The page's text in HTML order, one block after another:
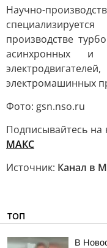
Научно-
производстве
асинхронных и
электромашинных
Фото: gsn.nso.ru
Подписывайтесь на
MАКС
Источник: Канал в
ТОП
В